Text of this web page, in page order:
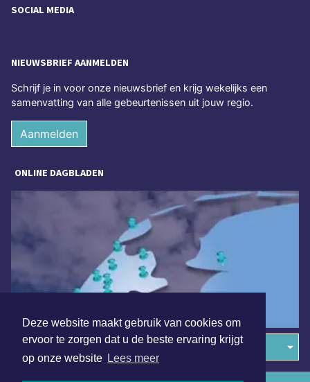
Deze website maakt gebruik van cookies om
ervoor te zorgen dat u de beste ervaring krijgt
op onze website Lees meer
SOCIAL MEDIA
NIEUWSBRIEF AANMELDEN
Schrijf je in voor onze nieuwsbrief en krijg wekelijks een
samenvatting van alle gebeurtenissen uit jouw regio.
Aanmelden
ONLINE DAGBLADEN
Overige dagbladen in de regio